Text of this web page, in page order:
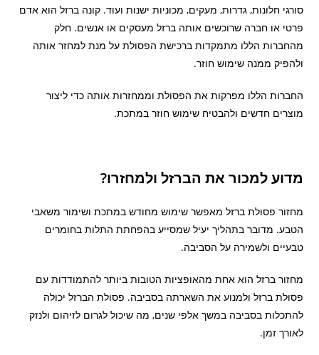
סורגי חלונות, גדרות, מעקים, מכוניות ישנות ועוד. קונה ברזל הוא אדם
פרטי או חברה שרוכשים אותה ברזל מעסקים או אנשים. חלק
מהחברות הללו מתמקדות ברכישת הפסולת על מנת למחזר אותה
ולהפיק ממנה שימוש חוזר.
החברות הללו מפרקות את הפסולת וממחזרות אותה כדי ליצור
מוצרים חדשים ולהבטיח שימוש חוזר במתכת.
מדוע למכור את הברזל ולמחזרו?
מחזור פסולת ברזל מאפשר שימוש מחודש במתכת ושימור משאבי
הטבע. מדובר בתהליך יעיל שמסייע בהפחתת התלות בחומרים
טבעיים ולשמירה על הסביבה.
מחזור ברזל הוא אחת מהאופציות הטובות ביותר להתמודדות עם
פסולת ברזל ולמנוע את השארתה בסביבה. פסולת הברזל יכולה
להתכלות בסביבה במשך אלפי שנים, מה שיכול לגרום לזיהום ולנזק
לאורך זמן.